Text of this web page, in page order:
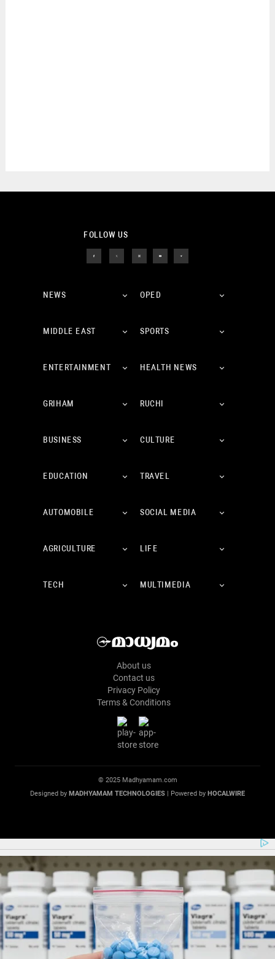
FOLLOW US
NEWS OPED
MIDDLE EAST SPORTS
ENTERTAINMENT HEALTH NEWS
GRIHAM RUCHI
BUSINESS CULTURE
EDUCATION TRAVEL
AUTOMOBILE SOCIAL MEDIA
AGRICULTURE LIFE
TECH MULTIMEDIA
About us
Contact us
Privacy Policy
Terms & Conditions
© 2025 Madhyamam.com
Designed by MADHYAMAM TECHNOLOGIES | Powered by HOCALWIRE